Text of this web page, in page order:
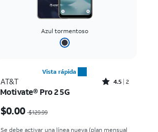
Azul tormentoso
Vista rápida
AT&T Rated4.5out of 5 stars with2reviews
4.5 2
Motivate® Pro 2 5G
$0.00 $129.99
Se debe activar una línea nueva (plan mensual